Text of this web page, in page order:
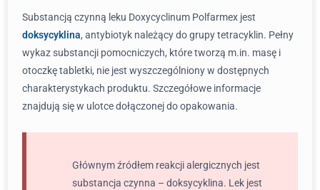
Substancją czynną leku Doxycyclinum Polfarmex jest
doksycyklina, antybiotyk należący do grupy tetracyklin. Pełny
wykaz substancji pomocniczych, które tworzą m.in. masę i
otoczkę tabletki, nie jest wyszczególniony w dostępnych
charakterystykach produktu. Szczegółowe informacje
znajdują się w ulotce dołączonej do opakowania.
Głównym źródłem reakcji alergicznych jest
substancja czynna – doksycyklina. Lek jest